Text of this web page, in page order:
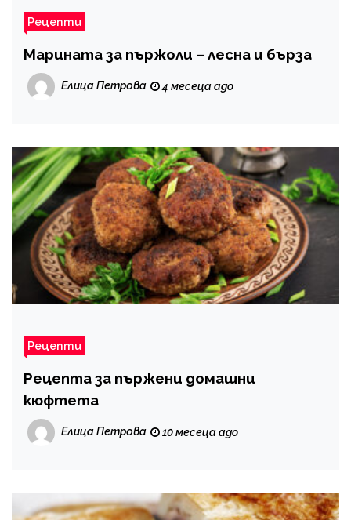
Рецепти
Марината за пържоли – лесна и бърза
Елица Петрова 4 месеца ago
Рецепти
Рецепта за пържени домашни
кюфтета
Елица Петрова 10 месеца ago